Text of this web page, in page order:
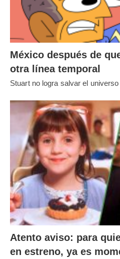
México después de
otra línea temporal
Stuart no logra salvar el
Atento aviso: para
en estreno, ya es